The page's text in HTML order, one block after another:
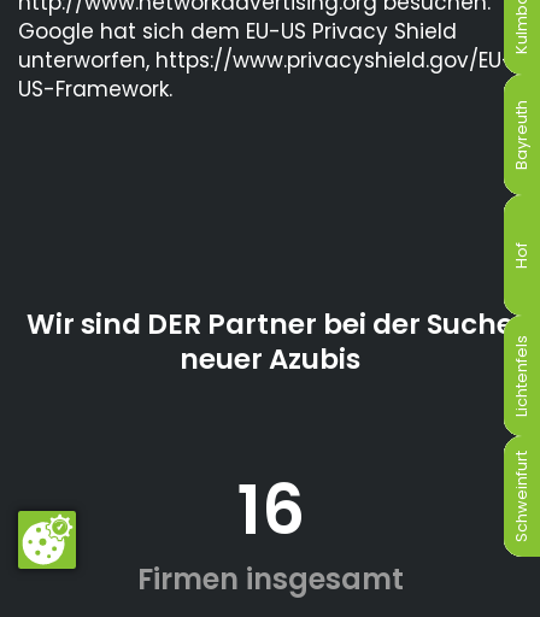
Bayreuth
Hof
Lichtenfels
Schweinfurt
Bayreuth
Hof
Lichtenfels
Schweinfurt
Bayreuth
Hof
Lichtenfels
Schweinfurt
Bayreuth
Hof
Lichtenfels
Schweinfurt
Bayreuth
Hof
Lichtenfels
Schweinfurt
Bayreuth
Hof
Lichtenfels
Schweinfurt
Google hat sich dem EU-US Privacy Shield
unterworfen, https://www.privacyshield.gov/EU-
US-Framework.
Wir sind DER Partner bei der Suche
neuer Azubis
16
Firmen insgesamt